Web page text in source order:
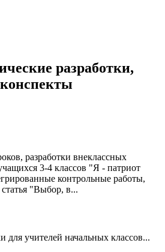
разработки,
разработки внеклассных
3-4 классов "Я - патриот
контрольные работы,
"Выбор, в...
для учителей начальных классов...